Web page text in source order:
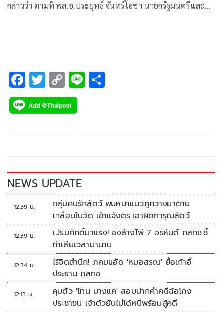
กล่าวว่า ตามที่ พล.อ.ประยุทธ์ จันทร์โอชา นายกรัฐมนตรีและ
F
ac
e
k
T
wi
tt
C
o
p
k
Li
NEWS UPDATE
12:39 น.
กลุ่มคนรักสัตว์ พบหมาแมวถูกวางยาตาย
เกลื่อนในวัด เข้าแจ้งตร.เอาผิดทารุณสัตว์
12:39 น.
เปรมศักดิ์มาแรง! ชงล้างไพ่ 7 อรหันต์ กสทช.ชี้
ทำเสียเวลามานาน
12:34 น.
ไร้จิตสำนึก! ภคมนอัด 'หมอสรณ' ยื้อเก้าอี้
ประธาน กสทช.
12:13 น.
คุมตัว 'โทน บางแค' สอบปากคำคดีฉ้อโกง
ประชาชน เจ้าตัวยันไม่ได้หนีพร้อมสู้คดี